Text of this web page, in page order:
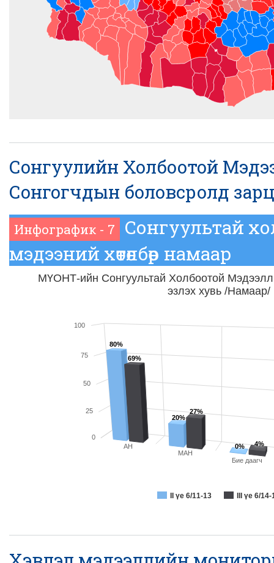
Сонгуулийн Холбоотой
Сонгогчдын боловсролд
Инфографик - 7
Сонгуультай
мэдээний хөтөлбөр намаар
МҮОНТ-ийн Сонгуультай Холбоотой
эзлэх хувь /Намаар/
69%
27%
4%
80%
20%
0%
II үе 6/11-13 III үе 6/
АН
МАН
Бие даагч
0
25
50
75
100